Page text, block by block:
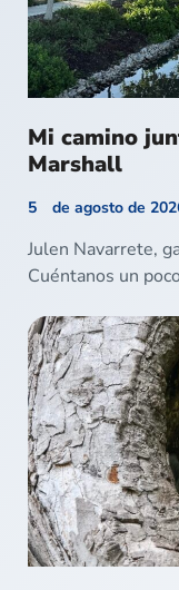
Mi camino
Marshall
5 de agosto de
Julen Navarrete,
Cuéntanos un